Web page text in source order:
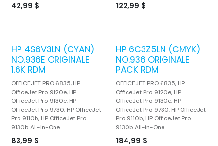
42,99 $ 122,99 $
HP 4S6V3LN (CYAN)
NO.936E ORIGINALE
1.6K RDM
OFFICEJET PRO 6835, HP
OfficeJet Pro 9120e, HP
OfficeJet Pro 9130e, HP
OfficeJet Pro 9730, HP OfficeJet
Pro 9110b, HP OfficeJet Pro
9130b All-in-One
83,99 $
HP 6C3Z5LN (CMYK)
NO.936 ORIGINALE
PACK RDM
OFFICEJET PRO 6835, HP
OfficeJet Pro 9120e, HP
OfficeJet Pro 9130e, HP
OfficeJet Pro 9730, HP OfficeJet
Pro 9110b, HP OfficeJet Pro
9130b All-in-One
184,99 $